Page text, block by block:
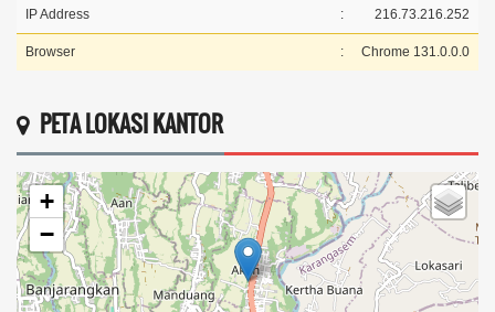
IP Address : 216.73.216.252
Browser : Chrome 131.0.0.0
PETA LOKASI KANTOR
+
−